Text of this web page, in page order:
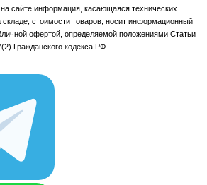
сайте информация, касающаяся технических
складе, стоимости товаров, носит информационный
офертой, определяемой положениями Статьи
Гражданского кодекса РФ.